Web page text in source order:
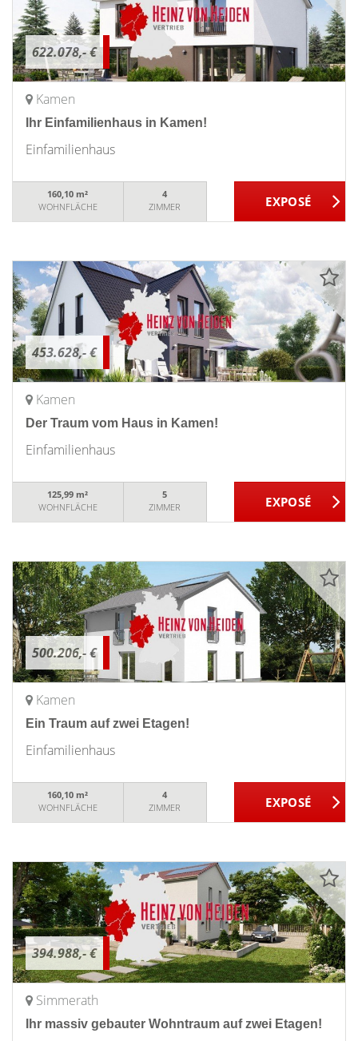
622.078,- €
Kamen
Ihr Einfamilienhaus in Kamen!
Einfamilienhaus
160,10 m²
WOHNFLÄCHE
4
ZIMMER
453.628,- €
Kamen
Der Traum vom Haus in Kamen!
Einfamilienhaus
125,99 m²
WOHNFLÄCHE
5
ZIMMER
500.206,- €
Kamen
Ein Traum auf zwei Etagen!
Einfamilienhaus
160,10 m²
WOHNFLÄCHE
4
ZIMMER
394.988,- €
Simmerath
Ihr massiv gebauter Wohntraum auf zwei Etagen!